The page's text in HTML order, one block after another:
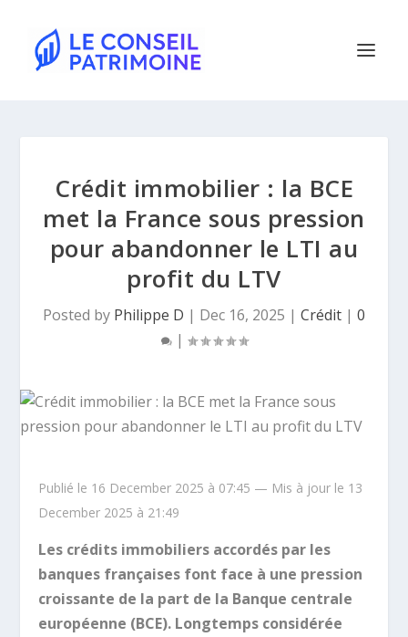
Crédit immobilier : la BCE
met la France sous pression
pour abandonner le LTI au
profit du LTV
Posted by Philippe D | Dec 16, 2025 | Crédit | 0
|
Publié le 16 December 2025 à 07:45 — Mis à jour le 13
December 2025 à 21:49
Les crédits immobiliers accordés par les
banques françaises font face à une pression
croissante de la part de la Banque centrale
européenne (BCE). Longtemps considérée